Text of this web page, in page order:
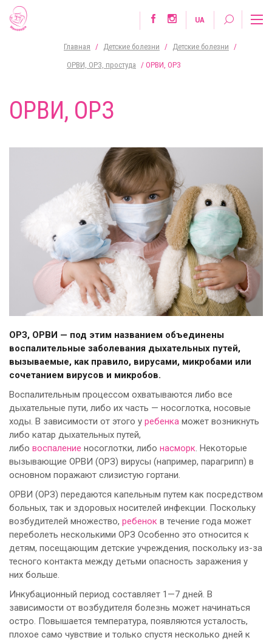
UA
Главная / Детские болезни / Детские болезни
/
ОРВИ, ОРЗ, простуда
/ ОРВИ, ОРЗ
ОРВИ, ОРЗ
ОРЗ, ОРВИ — под этим названием объединены
воспалительные заболевания дыхательных путей,
вызываемые, как правило, вирусами, микробами или
сочетанием вирусов и микробов.
Воспалительным процессом охватываются либо все
дыхательные пути, либо их часть — носоглотка, носовые
ходы. В зависимости от этого у ребенка может возникнуть
либо катар дыхательных путей,
либо воспаление носоглотки, либо насморк. Некоторые
вызывающие ОРВИ (ОРЗ) вирусы (например, парагрипп) в
основном поражают слизистую гортани.
ОРВИ (ОРЗ) передаются капельным путем как посредством
больных, так и здоровых носителей инфекции. Поскольку
возбудителей множество, ребенок в течение года может
переболеть несколькими ОРЗ Особенно это относится к
детям, посещающим детские учреждения, поскольку из-за
тесного контакта между детьми опасность заражения у
них больше.
Инкубационный период составляет 1—7 дней. В
зависимости от возбудителя болезнь может начинаться
остро. Повышается температура, появляются усталость,
плохое само чувствие и только спустя несколько дней к